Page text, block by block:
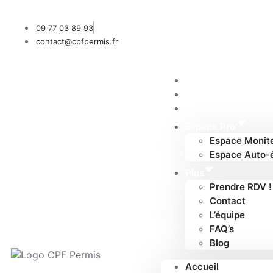
09 77 03 89 93
contact@cpfpermis.fr
Espace
Espace Auto-
Prendre RDV !
Contact
L’équipe
FAQ’s
Blog
Accueil